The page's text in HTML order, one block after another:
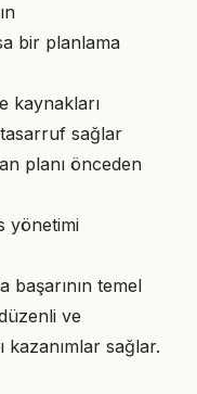
bir planlama
kaynakları
sağlar
planı önceden
yönetimi
başarının temel
ve
kazanımlar sağlar.